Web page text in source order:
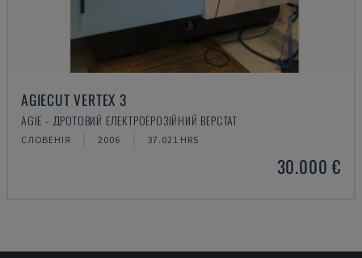
AGIECUT VERTEX 3
AGIE - ДРОТОВИЙ ЕЛЕКТРОЕРОЗІЙНИЙ ВЕРСТАТ
СЛОВЕНІЯ 2006 37.021 HRS
30.000 €